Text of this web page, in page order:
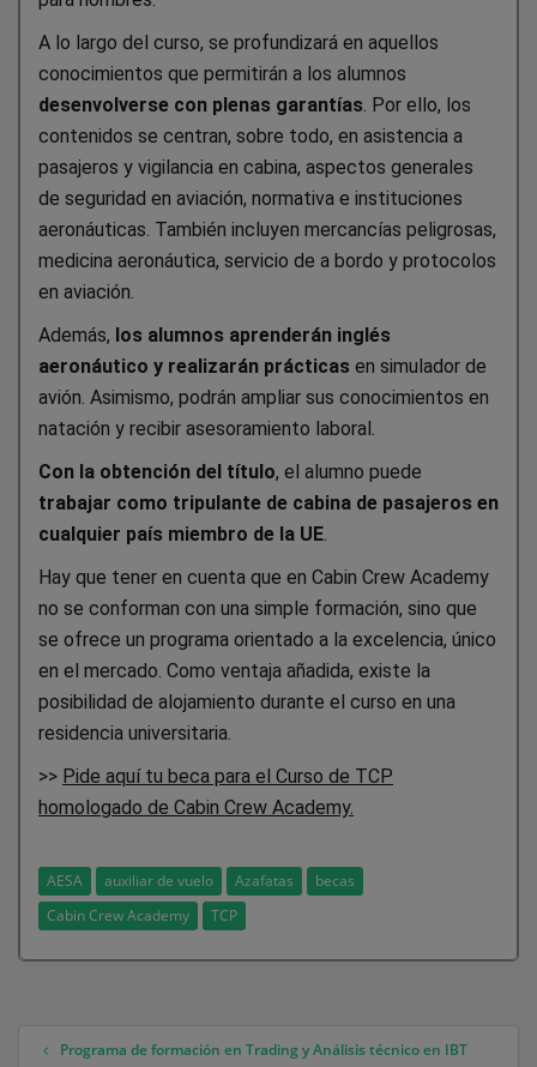
A lo largo del curso, se profundizará en aquellos
conocimientos que permitirán a los alumnos
desenvolverse con plenas garantías. Por ello, los
contenidos se centran, sobre todo, en asistencia a
pasajeros y vigilancia en cabina, aspectos generales
de seguridad en aviación, normativa e instituciones
aeronáuticas. También incluyen mercancías peligrosas,
medicina aeronáutica, servicio de a bordo y protocolos
en aviación.
Además, los alumnos aprenderán inglés
aeronáutico y realizarán prácticas en simulador de
avión. Asimismo, podrán ampliar sus conocimientos en
natación y recibir asesoramiento laboral.
Con la obtención del título, el alumno puede
trabajar como tripulante de cabina de pasajeros en
cualquier país miembro de la UE.
Hay que tener en cuenta que en Cabin Crew Academy
no se conforman con una simple formación, sino que
se ofrece un programa orientado a la excelencia, único
en el mercado. Como ventaja añadida, existe la
posibilidad de alojamiento durante el curso en una
residencia universitaria.
>> Pide aquí tu beca para el Curso de TCP
homologado de Cabin Crew Academy.
AESA auxiliar de vuelo Azafatas
becas
Cabin Crew Academy
TCP
Programa de formación en Trading y Análisis técnico en IBT